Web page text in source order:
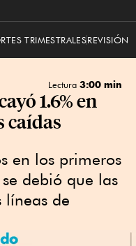
TRIMESTRALESREVISIÓN
Lectura 3:00 min
1.6% en
caídas
en los primeros
debió que las
líneas de